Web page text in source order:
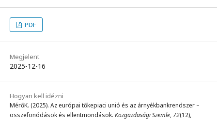
PDF
Megjelent
2025-12-16
Hogyan kell idézni
MérőK. (2025). Az európai tőkepiaci unió és az árnyékbankrendszer –
összefonódások és ellentmondások. Közgazdasági Szemle, 72(12),